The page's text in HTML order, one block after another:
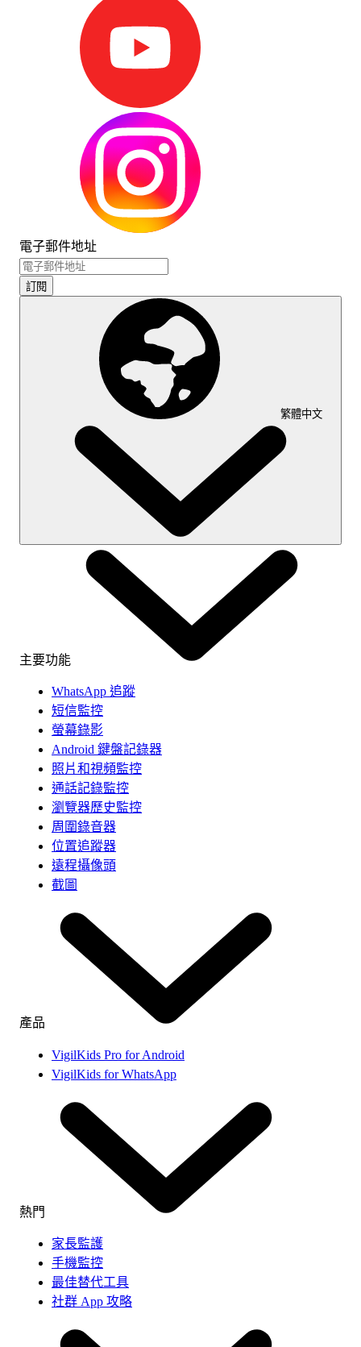
電子郵件地址
訂閱
繁體中文
主要功能
WhatsApp 追蹤
短信監控
螢幕錄影
Android 鍵盤記錄器
照片和視頻監控
通話記錄監控
瀏覽器歷史監控
周圍錄音器
位置追蹤器
遠程攝像頭
截圖
產品
VigilKids Pro for Android
VigilKids for WhatsApp
熱門
家長監護
手機監控
最佳替代工具
社群 App 攻略